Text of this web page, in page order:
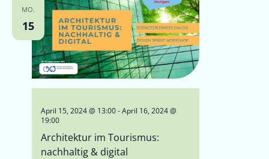
MO.
15
Architektur im Tourismus:
nachhaltig & digital
April 15, 2024 @ 13:00-April 16, 2024 @
19:00